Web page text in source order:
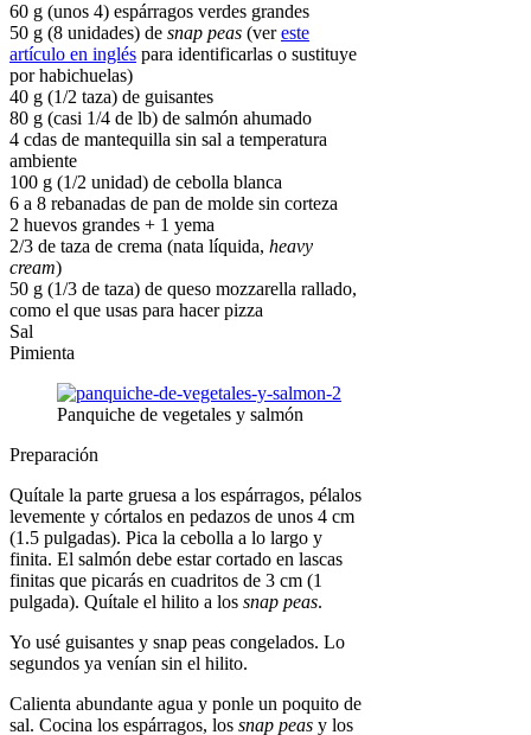
60 g (unos 4) espárragos verdes grandes
50 g (8 unidades) de snap peas (vereste
artículo en inglés para identificarlas o sustituye
por habichuelas)
40 g (1/2 taza) de guisantes
80 g (casi 1/4 de lb) de salmón ahumado
4 cdas de mantequilla sin sal a temperatura
ambiente
100 g (1/2 unidad) de cebolla blanca
6 a 8 rebanadas de pan de molde sin corteza
2 huevos grandes + 1 yema
2/3 de taza de crema (nata líquida, heavy
cream)
50 g (1/3 de taza) de queso mozzarella rallado,
como el que usas para hacer pizza
Sal
Pimienta
Panquiche de vegetales y salmón
Preparación
Quítale la parte gruesa a los espárragos, pélalos
levemente y córtalos en pedazos de unos 4 cm
(1.5 pulgadas). Pica la cebolla a lo largo y
finita. El salmón debe estar cortado en lascas
finitas que picarás en cuadritos de 3 cm (1
pulgada). Quítale el hilito a los snap peas.
Yo usé guisantes y snap peas congelados. Lo
segundos ya venían sin el hilito.
Calienta abundante agua y ponle un poquito de
sal. Cocina los espárragos, los snap peas y los